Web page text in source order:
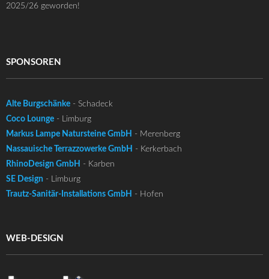
2025/26 geworden!
SPONSOREN
Alte Burgschänke - Schadeck
Coco Lounge - Limburg
Markus Lampe Natursteine GmbH - Merenberg
Nassauische Terrazzowerke GmbH - Kerkerbach
RhinoDesign GmbH - Karben
SE Design - Limburg
Trautz-Sanitär-Installations GmbH - Hofen
WEB-DESIGN